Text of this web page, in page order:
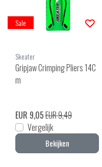
Sale
Skeater
Gripjaw Crimping Pliers 14C
m
EUR 9,05EUR 9,49
Vergelijk
Bekijken